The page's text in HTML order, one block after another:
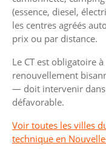
(essence, diesel,
les centres agréés
prix ou par distance.
Le CT est obligatoire
renouvellement
— doit intervenir
défavorable.
Voir toutes les villes
technique en